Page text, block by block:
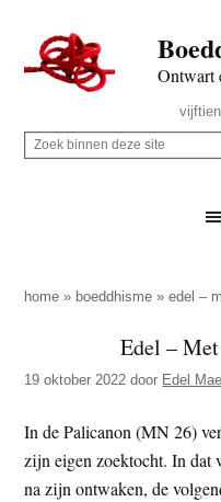
naar
de
inhoud
secondary
naar
de
sidebar
naar
de
Ontwart
Rechts
Z
p
z
e
s
i
Z
i
e
d
e
z
home » boeddhisme »edel –
Edel –
19 oktober 2022 door Edel
In de Palicanon (MN 26)
zijn eigen zoektocht. In dat
na zijn ontwaken, de